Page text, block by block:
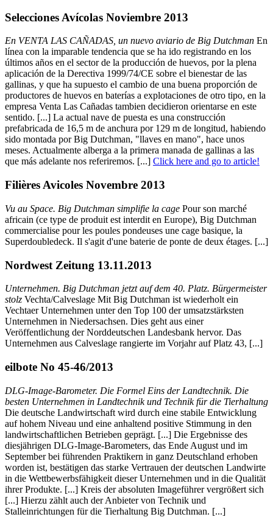
Selecciones Avícolas Noviembre 2013
En VENTA LAS CAÑADAS, un nuevo aviario de Big Dutchman En
línea con la imparable tendencia que se ha ido registrando en los
últimos años en el sector de la producción de huevos, por la plena
aplicación de la Derectiva 1999/74/CE sobre el bienestar de las
gallinas, y que ha supuesto el cambio de una buena proporción de
productores de huevos en baterías a explotaciones de otro tipo, en la
empresa Venta Las Cañadas tambien decidieron orientarse en este
sentido. [...] La actual nave de puesta es una construcción
prefabricada de 16,5 m de anchura por 129 m de longitud, habiendo
sido montada por Big Dutchman, "llaves en mano", hace unos
meses. Actualmente alberga a la primera manada de gallinas a las
que más adelante nos referiremos. [...] Click here and go to article!
Filières Avicoles Novembre 2013
Vu au Space. Big Dutchman simplifie la cage Pour son marché
africain (ce type de produit est interdit en Europe), Big Dutchman
commercialise pour les poules pondeuses une cage basique, la
Superdoubledeck. Il s'agit d'une baterie de ponte de deux étages. [...]
Nordwest Zeitung 13.11.2013
Unternehmen. Big Dutchman jetzt auf dem 40. Platz. Bürgermeister
stolz Vechta/Calveslage Mit Big Dutchman ist wiederholt ein
Vechtaer Unternehmen unter den Top 100 der umsatzstärksten
Unternehmen in Niedersachsen. Dies geht aus einer
Veröffentlichung der Norddeutschen Landesbank hervor. Das
Unternehmen aus Calveslage rangierte im Vorjahr auf Platz 43, [...]
eilbote No 45-46/2013
DLG-Image-Barometer. Die Formel Eins der Landtechnik. Die
besten Unternehmen in Landtechnik und Technik für die Tierhaltung
Die deutsche Landwirtschaft wird durch eine stabile Entwicklung
auf hohem Niveau und eine anhaltend positive Stimmung in den
landwirtschaftlichen Betrieben geprägt. [...] Die Ergebnisse des
diesjährigen DLG-Image-Barometers, das Ende August und im
September bei führenden Praktikern in ganz Deutschland erhoben
worden ist, bestätigen das starke Vertrauen der deutschen Landwirte
in die Wettbewerbsfähigkeit dieser Unternehmen und in die Qualität
ihrer Produkte. [...] Kreis der absoluten Imageführer vergrößert sich
[...] Hierzu zählt auch der Anbieter von Technik und
Stalleinrichtungen für die Tierhaltung Big Dutchman. [...]